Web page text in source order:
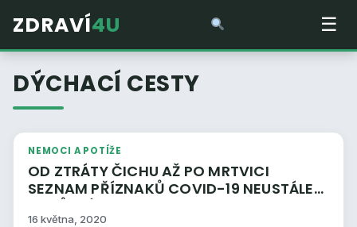
ZDRAVÍ4U ☰
DÝCHACÍ CESTY
NEMOCI A POTÍŽE
OD ZTRÁTY ČICHU AŽ PO MRTVICI
SEZNAM PŘÍZNAKŮ COVID-19 NEUSTÁLE
NARŮSTÁ
16 května, 2020